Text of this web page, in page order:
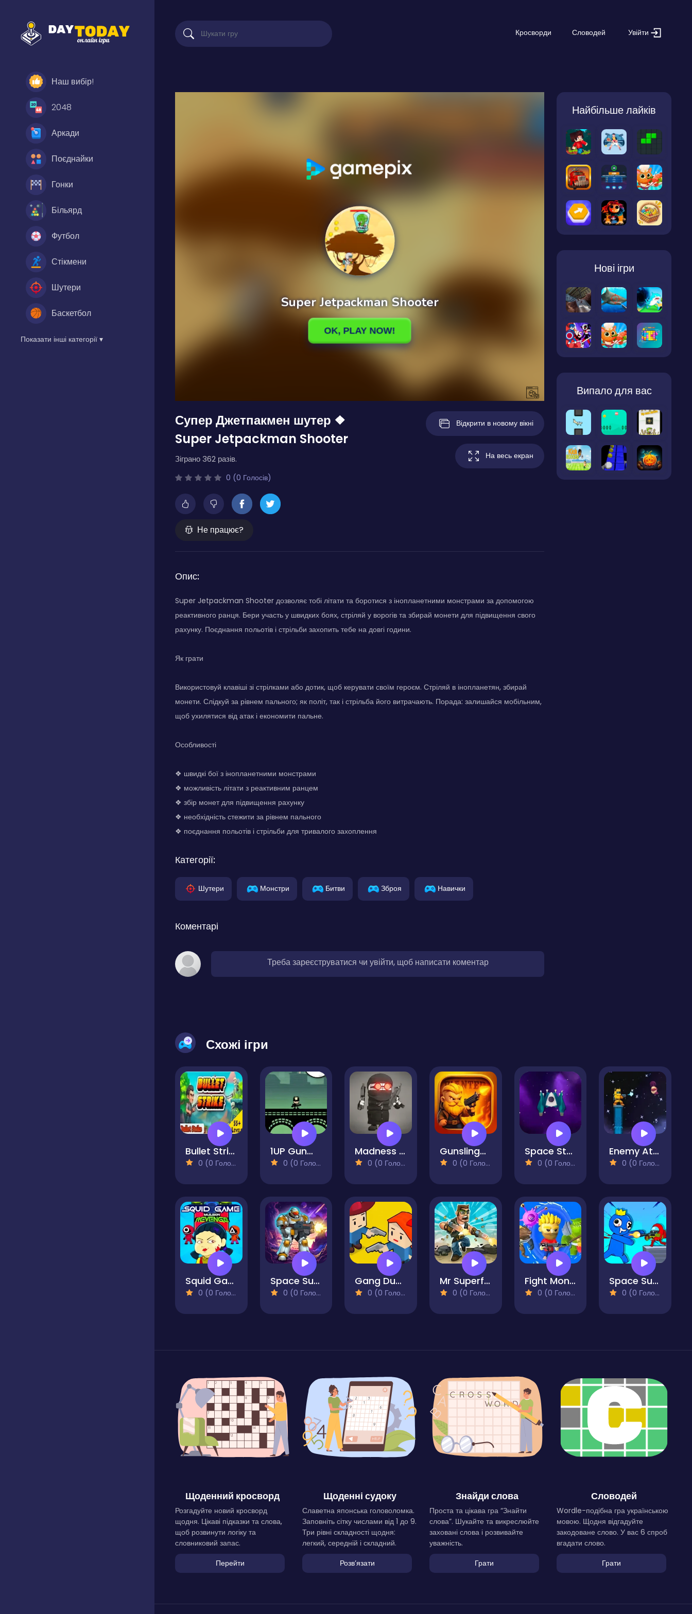
Наш вибір!
2048
Аркади
Поєднайки
Гонки
Більярд
Футбол
Стікмени
Шутери
Баскетбол
Показати інші категорії ▾
Кросворди Словодей Увійти
Супер Джетпакмен шутер ❖
Super Jetpackman Shooter
Зіграно 362 разів.
0 (0 Голосів)
Не працює?
Відкрити в новому вікні
На весь екран
Опис:
Super Jetpackman Shooter дозволяє тобі літати та боротися з інопланетними монстрами за допомогою
реактивного ранця. Бери участь у швидких боях, стріляй у ворогів та збирай монети для підвищення свого
рахунку. Поєднання польотів і стрільби захопить тебе на довгі години.
Як грати
Використовуй клавіші зі стрілками або дотик, щоб керувати своїм героєм. Стріляй в інопланетян, збирай
монети. Слідкуй за рівнем пального; як політ, так і стрільба його витрачають. Порада: залишайся мобільним,
щоб ухилятися від атак і економити пальне.
Особливості
❖ швидкі бої з інопланетними монстрами
❖ можливість літати з реактивним ранцем
❖ збір монет для підвищення рахунку
❖ необхідність стежити за рівнем пального
❖ поєднання польотів і стрільби для тривалого захоплення
Категорії:
Шутери Монстри Битви Зброя Навички
Коментарі
Треба зареєструватися чи увійти, щоб написати коментар
Найбільше лайків
Нові ігри
Випало для вас
Схожі ігри
Bullet Strike
0 (0 Голосів)
1UP Gunman
0 (0 Голосів)
Madness Combat Fangame
0 (0 Голосів)
Gunslinger Legend
0 (0 Голосів)
Space Stormtrooper
0 (0 Голосів)
Enemy Attack
0 (0 Голосів)
Squid Game Mission Revenge
0 (0 Голосів)
Space Survivor
0 (0 Голосів)
Gang Duel - Ready Steady Bang!
0 (0 Голосів)
Mr Superfire
0 (0 Голосів)
Fight Monsters to Survive!
0 (0 Голосів)
Space Survivor Shooting
0 (0 Голосів)
Щоденний кросворд
Розгадуйте новий кросворд
щодня. Цікаві підказки та слова,
щоб розвинути логіку та
словниковий запас.
Перейти
Щоденні судоку
Славетна японська головоломка.
Заповніть сітку числами від 1 до 9.
Три рівні складності щодня:
легкий, середній і складний.
Розвʼязати
Знайди слова
Проста та цікава гра “Знайти
слова”. Шукайте та викреслюйте
заховані слова і розвивайте
уважність.
Грати
Словодей
Wordle-подібна гра українською
мовою. Щодня відгадуйте
закодоване слово. У вас 6 спроб
вгадати слово.
Грати